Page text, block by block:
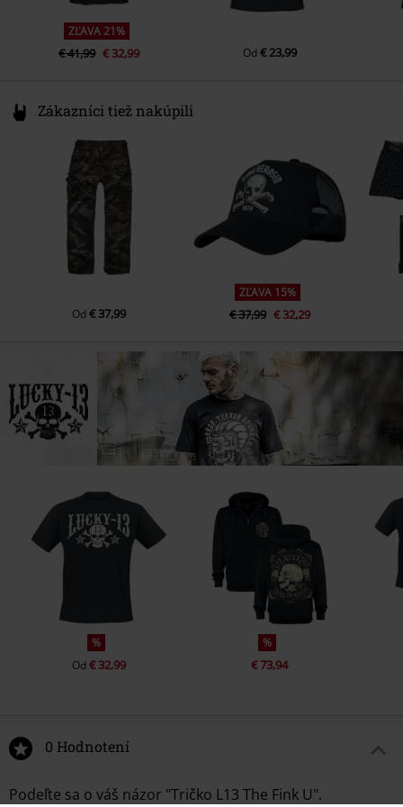
ZĽAVA 21%
€ 41,99 € 32,99 Od€ 23,99
Zákazníci tiež nakúpili
Od € 37,99
ZĽAVA 15%
€ 37,99 € 32,29
%
Od € 32,99
%
€ 73,94
0 Hodnotení
Podeľte sa o váš názor "Tričko L13 The Fink U".